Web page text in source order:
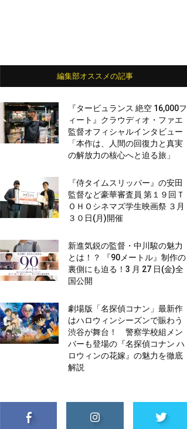
編集部オススメの記事
『タービュランス 絶空 16,000フ
ィート』クラウディオ・ファエ
監督オフィシャルインタビュー
「本作は、人間の回復力と真実
の解放力の核心へと迫る旅」
『侍タイムスリッパー』の安田
監督など豪華審査員 第１９回Ｔ
ＯＨＯシネマズ学生映画祭 ３月
３０日(月)開催
新進気鋭の監督・中川駿の魅力
とは！？ 『90メートル』制作の
裏側にも迫る！3 月 27 日(金)全
国公開
劇場版「名探偵コナン」最新作
はハロウィンシーズンで賑わう
渋谷が舞台！ 警察学校組メン
バーも登場の『名探偵コナン ハ
ロウィンの花嫁』の魅力を徹底
解説